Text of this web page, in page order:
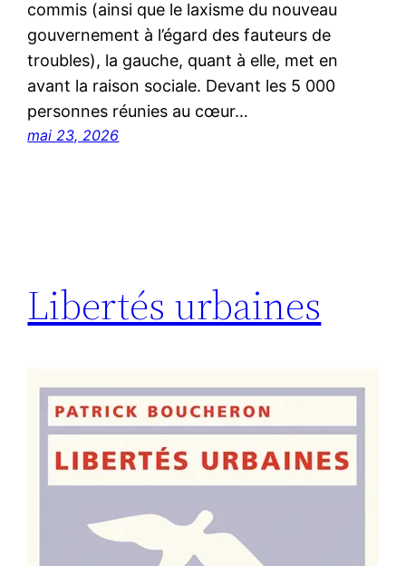
commis (ainsi que le laxisme du nouveau
gouvernement à l’égard des fauteurs de
troubles), la gauche, quant à elle, met en
avant la raison sociale. Devant les 5 000
personnes réunies au cœur…
mai 23, 2026
Libertés urbaines